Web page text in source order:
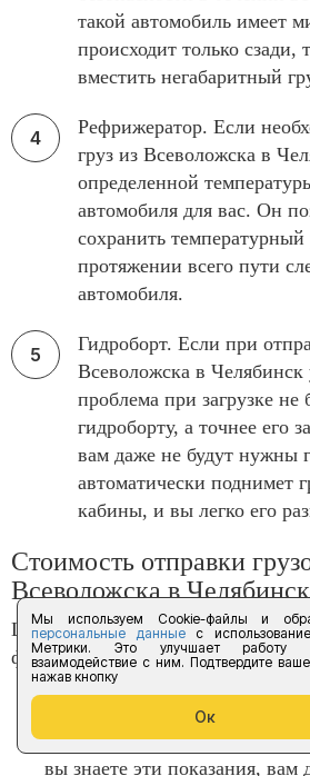
Мы используем Cookie-файлы и
персональные данныес
Метрики. Это улучшает работу
взаимодействие с ним. Подтвердите
нажав кнопку
Ок
такой автомобиль имеет
происходит только сзади,
вместить негабаритный
Рефрижератор. Если
груз из Всеволожска в
определенной
автомобиля для вас. Он
сохранить
протяжении всего пути
автомобиля.
Гидроборт. Если при
Всеволожска в Челябинск
проблема при загрузке не
гидроборту, а точнее его
вам даже не будут нужны
автоматически поднимет
кабины, и вы легко его
Стоимость отправки
Всеволожска в Челябинск
Цена конечной перевозки грузов
факторов:
Во-первых, это габариты
точно знать стоимость
выяснить объем и вес
вы знаете эти показания, вам